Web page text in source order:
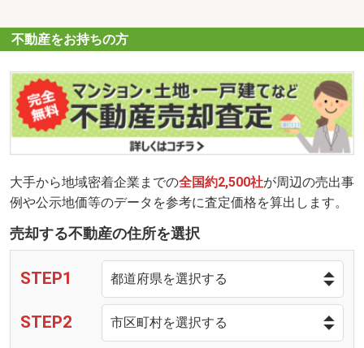
不動産をお持ちの方
大手から地域密着企業までの全国約2,500社が周辺の売出事
例や公示地価等のデータを参考に査定価格を算出します。
売却する不動産の住所を選択
STEP1
STEP2